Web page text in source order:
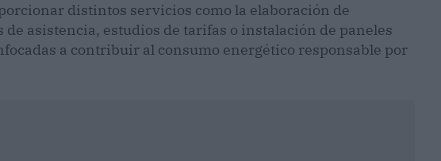
distintos servicios como la elaboración de
de asistencia, estudios de tarifas o instalación de paneles
a contribuir al consumo energético responsable por